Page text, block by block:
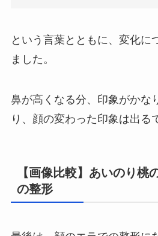
という言葉とともに、変化に
ました。
鼻が高くなる分、印象がかな
り、顔の変わった印象は出る
【画像比較】あいのり
の整形